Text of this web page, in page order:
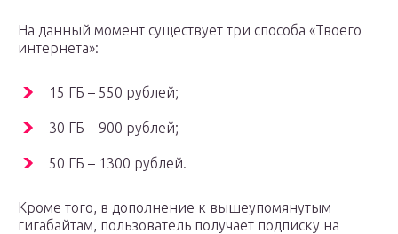
На данный момент существует три способа «Твоего
интернета»:
15 ГБ – 550 рублей;
30 ГБ – 900 рублей;
50 ГБ – 1300 рублей.
Кроме того, в дополнение к вышеупомянутым
гигабайтам, пользователь получает подписку на